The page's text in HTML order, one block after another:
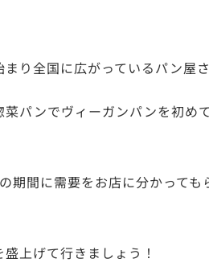
り全国に広がっているパン屋さ
パンでヴィーガンパンを初め
期間に需要をお店に分かって
上げて行きましょう！